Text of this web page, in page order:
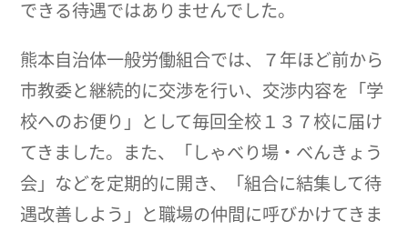
できる待遇ではありませんでした。
熊本自治体一般労働組合では、７年ほど前から
市教委と継続的に交渉を行い、交渉内容を「学
校へのお便り」として毎回全校１３７校に届け
てきました。また、「しゃべり場・べんきょう
会」などを定期的に開き、「組合に結集して待
遇改善しよう」と職場の仲間に呼びかけてきま